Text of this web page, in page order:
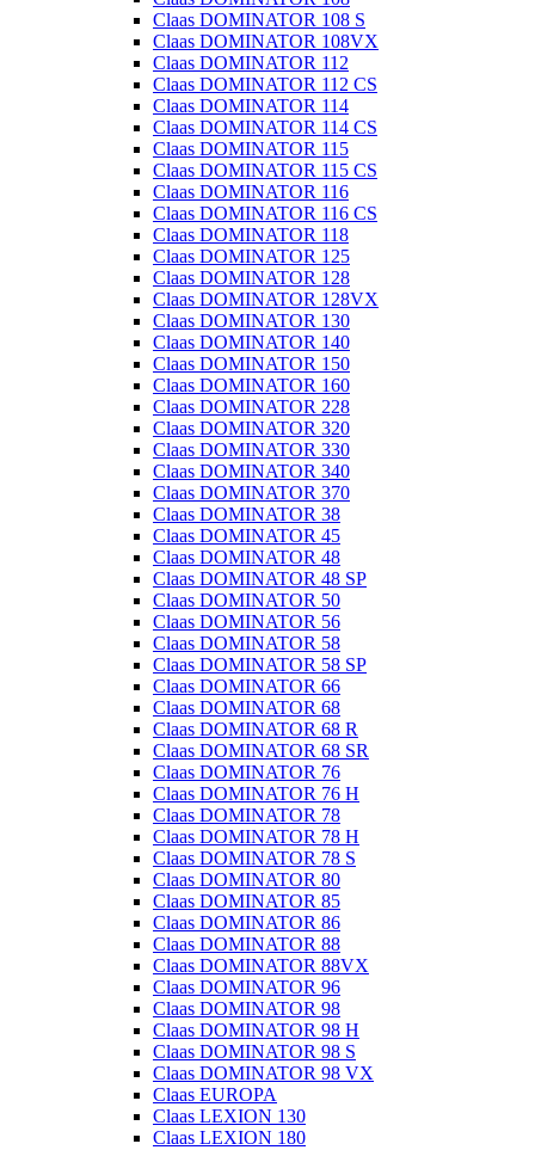
Claas DOMINATOR 108 S
Claas DOMINATOR 108VX
Claas DOMINATOR 112
Claas DOMINATOR 112 CS
Claas DOMINATOR 114
Claas DOMINATOR 114 CS
Claas DOMINATOR 115
Claas DOMINATOR 115 CS
Claas DOMINATOR 116
Claas DOMINATOR 116 CS
Claas DOMINATOR 118
Claas DOMINATOR 125
Claas DOMINATOR 128
Claas DOMINATOR 128VX
Claas DOMINATOR 130
Claas DOMINATOR 140
Claas DOMINATOR 150
Claas DOMINATOR 160
Claas DOMINATOR 228
Claas DOMINATOR 320
Claas DOMINATOR 330
Claas DOMINATOR 340
Claas DOMINATOR 370
Claas DOMINATOR 38
Claas DOMINATOR 45
Claas DOMINATOR 48
Claas DOMINATOR 48 SP
Claas DOMINATOR 50
Claas DOMINATOR 56
Claas DOMINATOR 58
Claas DOMINATOR 58 SP
Claas DOMINATOR 66
Claas DOMINATOR 68
Claas DOMINATOR 68 R
Claas DOMINATOR 68 SR
Claas DOMINATOR 76
Claas DOMINATOR 76 H
Claas DOMINATOR 78
Claas DOMINATOR 78 H
Claas DOMINATOR 78 S
Claas DOMINATOR 80
Claas DOMINATOR 85
Claas DOMINATOR 86
Claas DOMINATOR 88
Claas DOMINATOR 88VX
Claas DOMINATOR 96
Claas DOMINATOR 98
Claas DOMINATOR 98 H
Claas DOMINATOR 98 S
Claas DOMINATOR 98 VX
Claas EUROPA
Claas LEXION 130
Claas LEXION 180